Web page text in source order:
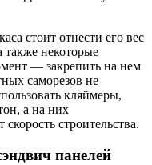
стоит отнести его вес
также некоторые
— закрепить на нем
саморезов не
кляймеры,
а на них
строительства.
панелей